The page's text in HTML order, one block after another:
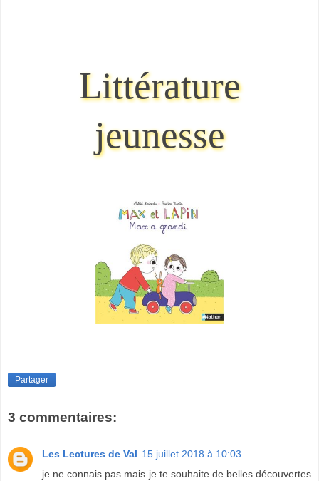
Littérature
jeunesse
Partager
3 commentaires:
Les Lectures de Val 15 juillet 2018 à 10:03
je ne connais pas mais je te souhaite de belles découvertes